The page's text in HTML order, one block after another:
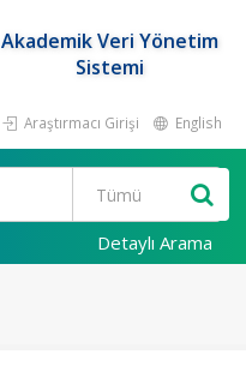
Akademik Veri Yönetim
Sistemi
Araştırmacı Girişi English
Detaylı Arama